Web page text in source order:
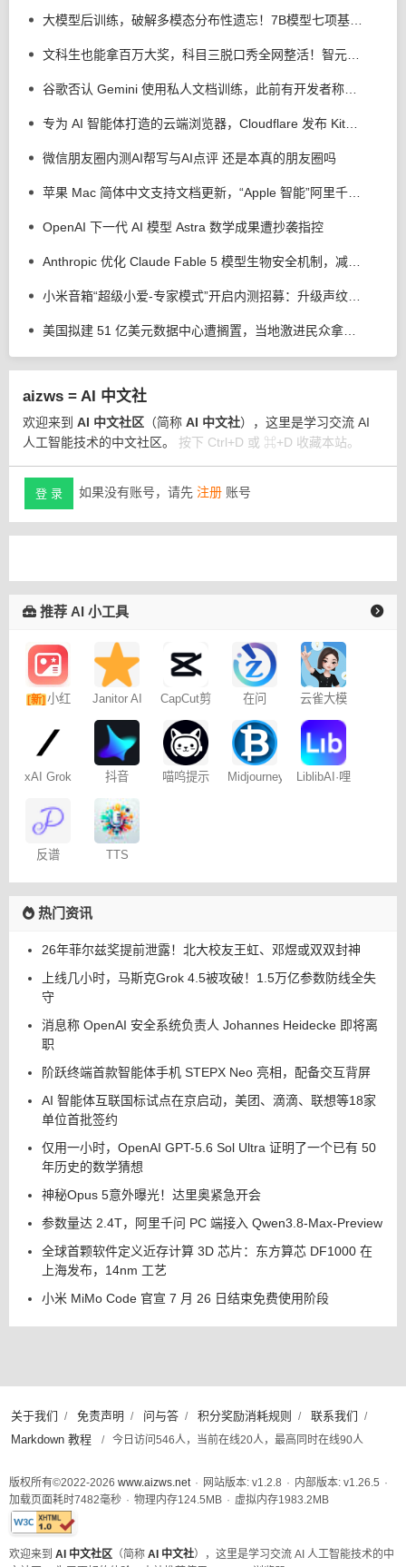
微信朋友圈内测AI帮写与AI点评 还是本真的朋友圈吗
OpenAI 下一代 AI 模型 Astra 数学成果遭抄袭指控
aizws = AI 中文社
欢迎来到 AI 中文社区 （简称 AI 中文社），这里是学习交流 AI
人工智能技术的中文社区。 按下 Ctrl+D 或 ⌘+D 收藏本站。
登 录 如果没有账号，请先 注册 账号
推荐 AI 小工具
[新]小红
记
Janitor AI
聊天
CapCut剪
在问
云雀大模
xAI Grok
抖音
– 免费
喵呜提示
Midjourney
LiblibAI·哩
反谱
TTS
热门资讯
26年菲尔兹奖提前泄露！北大校友王虹、邓煜或双双封神
上线几小时，马斯克Grok 4.5被攻破！1.5万亿参数防线全失
守
消息称 OpenAI 安全系统负责人 Johannes Heidecke 即将离
职
阶跃终端首款智能体手机 STEPX Neo 亮相，配备交互背屏
AI 智能体互联国标试点在京启动，美团、滴滴、联想等18家
单位首批签约
仅用一小时，OpenAI GPT-5.6 Sol Ultra 证明了一个已有 50
年历史的数学猜想
神秘Opus 5意外曝光！达里奥紧急开会
参数量达 2.4T，阿里千问 PC 端接入 Qwen3.8-Max-Preview
全球首颗软件定义近存计算 3D 芯片：东方算芯 DF1000 在
上海发布，14nm 工艺
小米 MiMo Code 官宣 7 月 26 日结束免费使用阶段
关于我们 / 免责声明 / 问与答 / 积分奖励消耗规则 / 联系我们 /
Markdown 教程 / 今日访问546人，当前在线20人，最高同时在线90人
版权所有©2022-2026 www.aizws.net · 网站版本: v1.2.8 · 内部版本: v1.26.5 ·
加载页面耗时7482毫秒 · 物理内存124.5 MB · 虚拟内存1983.2 MB
此页面已通过W3C XHTML 1.0 Strict标准验证
欢迎来到 AI 中文社区 （简称 AI 中文社），这里是学习交流 AI 人工智能技术的中